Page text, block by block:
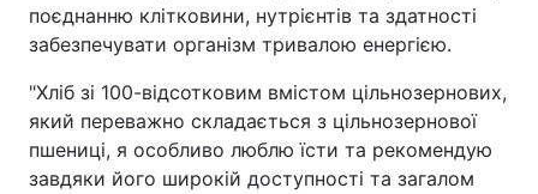
поєднанню клітковини, нутрієнтів та здатності
забезпечувати організм тривалою енергією.
"Хліб зі 100-відсотковим вмістом цільнозернових,
який переважно складається з цільнозернової
пшениці, я особливо люблю їсти та рекомендую
завдяки його широкій доступності та загалом